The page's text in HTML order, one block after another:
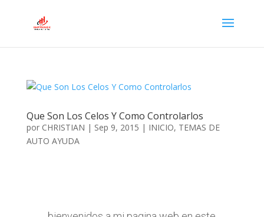
Que Son Los Celos Y Como Controlarlos
por CHRISTIAN | Sep 9, 2015 | INICIO, TEMAS DE
AUTO AYUDA